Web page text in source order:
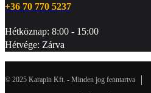
+36 70 770 5237
Hétköznap: 8:00 - 15:00
Hétvége: Zárva
© 2025 Karapin Kft. - Minden jog fenntartva